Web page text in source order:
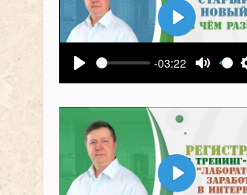
Воспроизвести
-03:22